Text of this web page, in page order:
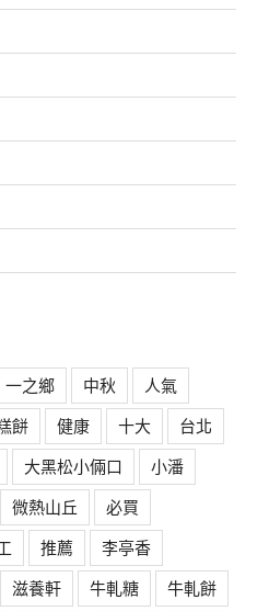
一之鄉 中秋
人氣
餅 健康 十大
台北
大黑松小倆口
小潘
微熱山丘
必買
推薦
李亭香
滋養軒 牛軋糖
牛軋餅